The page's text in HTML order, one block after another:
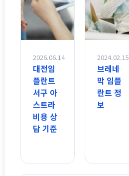
2026.06.14
대전임
플란트
서구 아
스트라
비용 상
담 기준
2024.02.15
브레네
막 임플
란트 정
보